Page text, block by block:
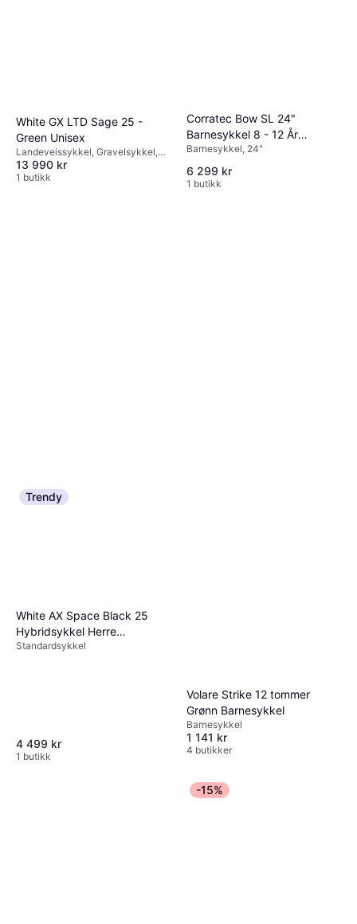
White GX LTD Sage 25 -
Green Unisex
Landeveissykkel, Gravelsykkel,
20 Gir, 28"
13 990 kr
1 butikk
Corratec Bow SL 24"
Barnesykkel 8 - 12 År
Barnesykkel
Barnesykkel, 24"
6 299 kr
1 butikk
Trendy
White AX Space Black 25
Hybridsykkel Herre
Herresykkel
Standardsykkel
4 499 kr
1 butikk
Volare Strike 12 tommer
Grønn Barnesykkel
Barnesykkel
1 141 kr
4 butikker
-15%